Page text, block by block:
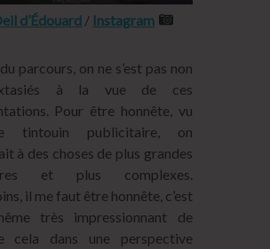
d’Édouard / Instagram
parcours, on ne s’est pas non
à la vue de ces
Pour être honnête, vu
tintouin publicitaire, on
à des choses de plus grandes
et plus complexes.
il me faut être honnête, c’est
très impressionnant de
cela dans une perspective